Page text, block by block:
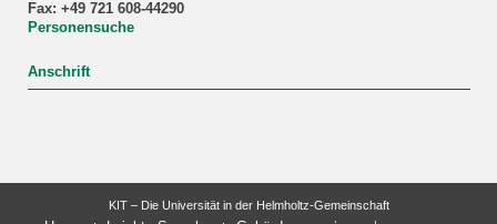
Fax: +49 721 608-44290
Personensuche
Anschrift
KIT – Die Universität in der Helmholtz-Gemeinschaft